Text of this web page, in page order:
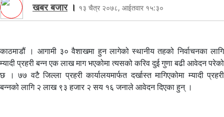
खबर बजार। १३ चैत्र २०७८, आईतवार १५:३०
काठमाडौं । आगामी ३० वैशाखमा हुन लागेको स्थानीय तहको निर्वाचनका लागि
म्यादी प्रहरी बन्न एक लाख माग भएकोमा त्यसको करिव दुई गुणा बढी आवेदन परेको
छ । ७७ वटै जिल्ला प्रहरी कार्यालयमार्फत दर्खास्त मागिएकोमा म्यादी प्रहरी
बन्नको लागि २ लाख ९३ हजार २ सय १६ जनाले आवेदन दिएका हुन् ।